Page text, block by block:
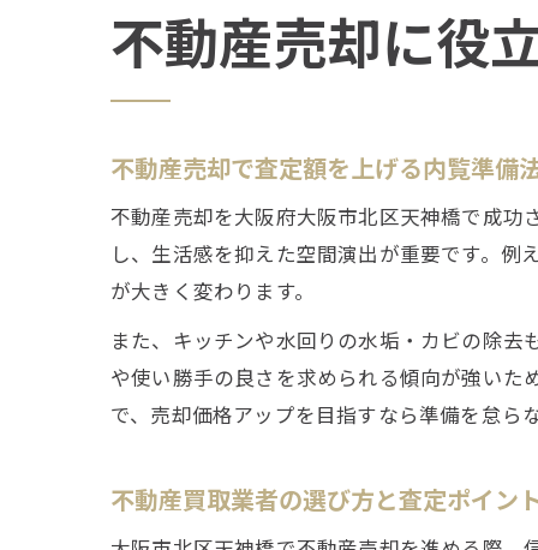
不動産売却に役
不動産売却で査定額を上げる内覧準備
不動産売却を大阪府大阪市北区天神橋で成功
し、生活感を抑えた空間演出が重要です。
が大きく変わります。
また、キッチンや水回りの水垢・カビの除
や使い勝手の良さを求められる傾向が強い
で、売却価格アップを目指すなら準備を怠ら
不動産買取業者の選び方と査定ポイント